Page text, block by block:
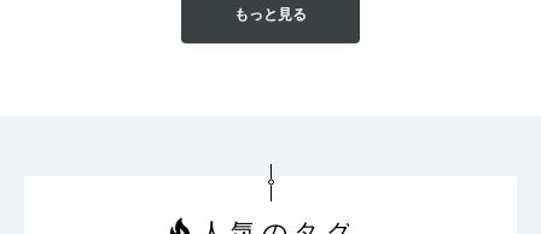
もっと見る